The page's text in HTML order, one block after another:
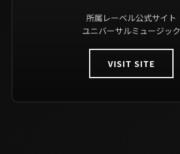
所属レーベル公式サイト
ユニバーサルミュージック
VISIT SITE